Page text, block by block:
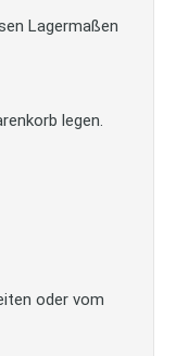
Lagermaßen
legen.
oder vom